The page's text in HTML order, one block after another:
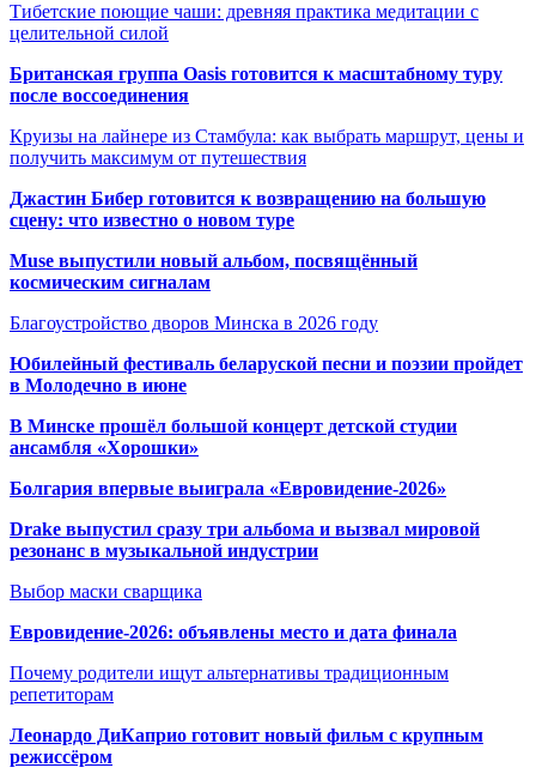
Тибетские поющие чаши: древняя практика медитации с
целительной силой
Британская группа Oasis готовится к масштабному туру
после воссоединения
Круизы на лайнере из Стамбула: как выбрать маршрут, цены и
получить максимум от путешествия
Джастин Бибер готовится к возвращению на большую
сцену: что известно о новом туре
Muse выпустили новый альбом, посвящённый
космическим сигналам
Благоустройство дворов Минска в 2026 году
Юбилейный фестиваль беларуской песни и поэзии пройдет
в Молодечно в июне
В Минске прошёл большой концерт детской студии
ансамбля «Хорошки»
Болгария впервые выиграла «Евровидение-2026»
Drake выпустил сразу три альбома и вызвал мировой
резонанс в музыкальной индустрии
Выбор маски сварщика
Евровидение-2026: объявлены место и дата финала
Почему родители ищут альтернативы традиционным
репетиторам
Леонардо ДиКаприо готовит новый фильм с крупным
режиссёром